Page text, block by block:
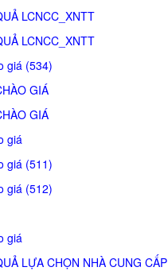
LCNCC_XNTT
LCNCC_XNTT
giá (534)
GIÁ
GIÁ
giá
giá (511)
giá (512)
giá
LỰA CHỌN NHÀ CUNG CẤP